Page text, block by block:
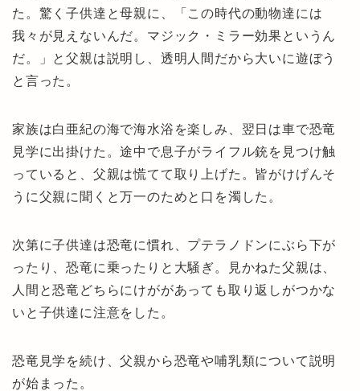
た。驚く子供達と母親に、「この時代の動物達には
我々が見えないんだ。マジック・ミラー効果というん
だ。」と父親は説明し、透明人間だから大いに遊ぼう
と言った。
家族は白亜紀の海で海水浴を楽しみ、翌日は車で恐竜
見学に出掛けた。途中で息子がライフル銃を見つけ触
っていると、父親は慌てて取り上げた。皆がけげんそ
うに父親に聞くと万一のためと口を濁した。
次第に子供達は恐竜に慣れ、プテラノドンにぶら下が
ったり、恐竜に乗ったりと大騒ぎ。見かねた父親は、
人間と恐竜どちらにけががあっても取り返しがつかな
いと子供達に注意をした。
恐竜見学を続け、父親から恐竜や哺乳類について説明
が始まった。